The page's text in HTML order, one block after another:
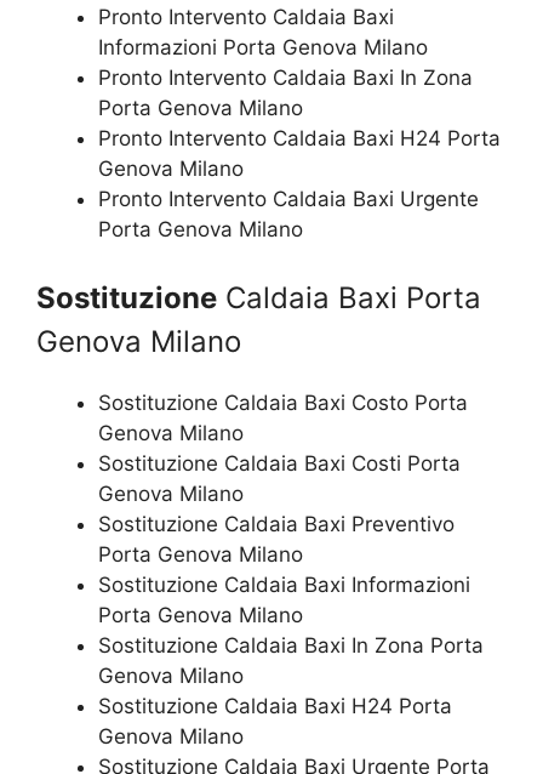
Pronto Intervento Caldaia Baxi
Informazioni Porta Genova Milano
Pronto Intervento Caldaia Baxi In Zona
Porta Genova Milano
Pronto Intervento Caldaia Baxi H24 Porta
Genova Milano
Pronto Intervento Caldaia Baxi Urgente
Porta Genova Milano
Sostituzione Caldaia Baxi Porta
Genova Milano
Sostituzione Caldaia Baxi Costo Porta
Genova Milano
Sostituzione Caldaia Baxi Costi Porta
Genova Milano
Sostituzione Caldaia Baxi Preventivo
Porta Genova Milano
Sostituzione Caldaia Baxi Informazioni
Porta Genova Milano
Sostituzione Caldaia Baxi In Zona Porta
Genova Milano
Sostituzione Caldaia Baxi H24 Porta
Genova Milano
Sostituzione Caldaia Baxi Urgente Porta